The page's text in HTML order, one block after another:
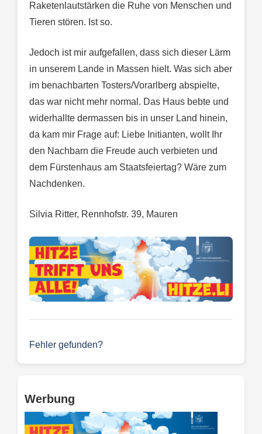
Raketenlautstärken die Ruhe von Menschen und
Tieren stören. Ist so.
Jedoch ist mir aufgefallen, dass sich dieser Lärm
in unserem Lande in Massen hielt. Was sich aber
im benachbarten Tosters/Vorarlberg abspielte,
das war nicht mehr normal. Das Haus bebte und
widerhallte dermassen bis in unser Land hinein,
da kam mir Frage auf: Liebe Initianten, wollt Ihr
den Nachbarn die Freude auch verbieten und
dem Fürstenhaus am Staatsfeiertag? Wäre zum
Nachdenken.
Silvia Ritter, Rennhofstr. 39, Mauren
Fehler gefunden?
Werbung